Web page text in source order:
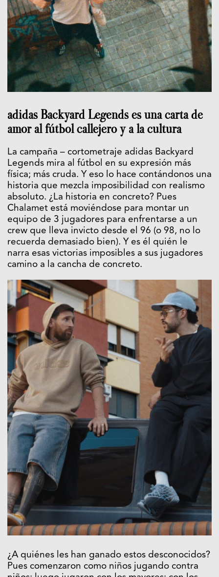
adidas Backyard Legends es una carta de
amor al fútbol callejero y a la cultura
La campaña – cortometraje adidas Backyard
Legends mira al fútbol en su expresión más
física; más cruda. Y eso lo hace contándonos una
historia que mezcla imposibilidad con realismo
absoluto. ¿La historia en concreto? Pues
Chalamet está moviéndose para montar un
equipo de 3 jugadores para enfrentarse a un
crew que lleva invicto desde el 96 (o 98, no lo
recuerda demasiado bien). Y es él quién le
narra esas victorias imposibles a sus jugadores
camino a la cancha de concreto.
¿A quiénes les han ganado estos desconocidos?
Pues comenzaron como niños jugando contra